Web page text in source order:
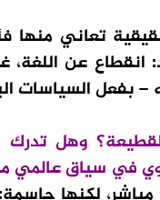
تعاني منها
انقطاع عن
بفعل السياسات
وهل تدرك
في سياق